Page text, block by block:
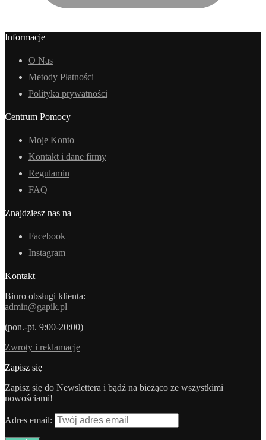
Informacje
O Nas
Metody Płatności
Polityka prywatności
Centrum Pomocy
Moje Konto
Kontakt i dane firmy
Regulamin
FAQ
Znajdziesz nas na
Facebook
Instagram
Kontakt
Biuro obsługi klienta:
admin@gapik.pl
(pon.-pt. 9:00-20:00)
Zwroty i reklamacje
Zapisz się
Zapisz się do Newslettera i bądź na bieżąco ze wszystkimi
nowościami!
Adres email: